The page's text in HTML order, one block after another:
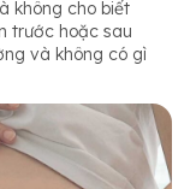
không cho biết
trước hoặc sau
và không có gì